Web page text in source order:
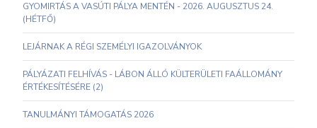
GYOMIRTÁS A VASÚTI PÁLYA MENTÉN - 2026. AUGUSZTUS 24.
(HÉTFŐ)
LEJÁRNAK A RÉGI SZEMÉLYI IGAZOLVÁNYOK
PÁLYÁZATI FELHÍVÁS - LÁBON ÁLLÓ KÜLTERÜLETI FAÁLLOMÁNY
ÉRTÉKESÍTÉSÉRE (2)
TANULMÁNYI TÁMOGATÁS 2026